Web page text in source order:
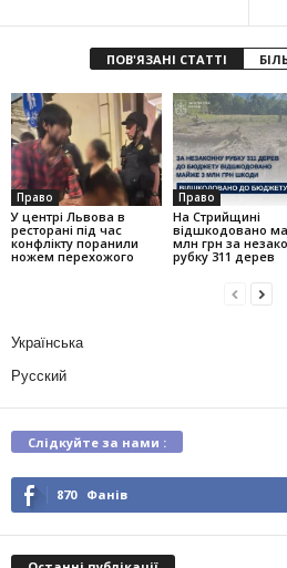
ПОВ'ЯЗАНІ СТАТТІ
Право
У центрі Львова в
ресторані під час
конфлікту поранили
ножем перехожого
Право
На Стрийщині
відшкодовано
млн грн за
рубку 311 дерев
Українська
Русский
Слідкуйте за нами :
870 Фанів